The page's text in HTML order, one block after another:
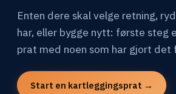
Enten dere skal velge retning,
har, eller bygge nytt: første steg
prat med noen som har gjort det
Start en kartleggingsprat →